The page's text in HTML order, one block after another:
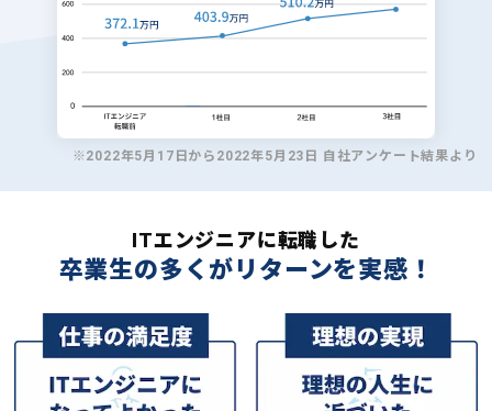
※2022年5月17日から2022年5月23日 自社アンケート結果より
ITエンジニアに転職した
卒業生の多くがリターンを実感！